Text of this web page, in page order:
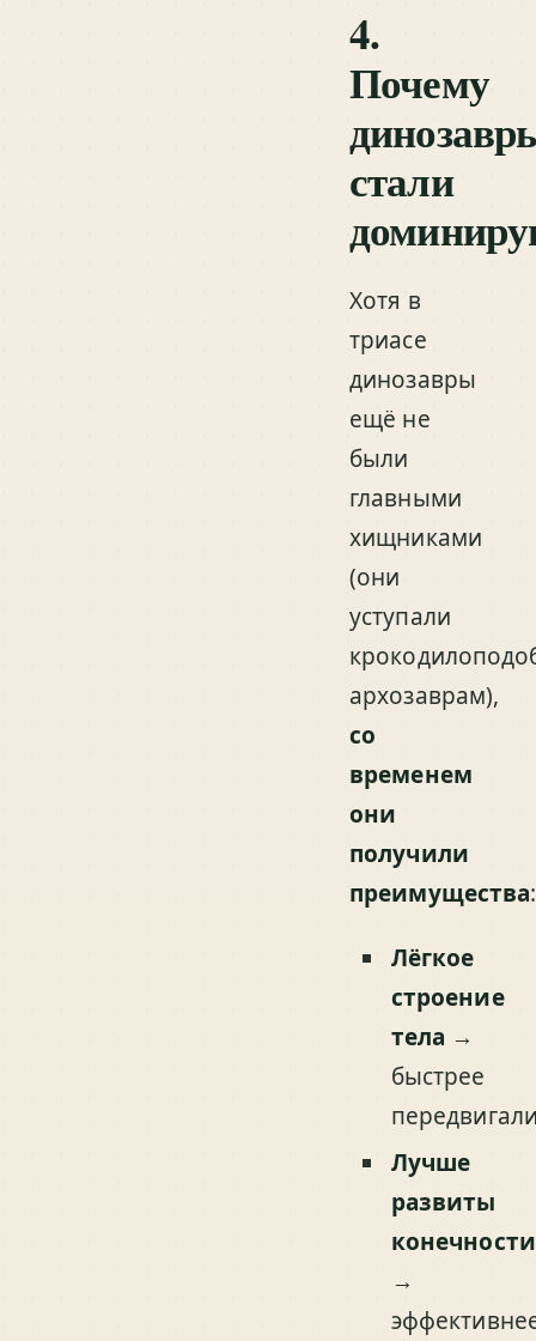
4.
Почему
стали
Хотя в
триасе
динозавры
ещё не
были
главными
хищниками
(они
уступали
архозаврам),
со
временем
они
получили
преимущества:
Лёгкое
строение
тела →
быстрее
Лучше
развиты
конечности
→